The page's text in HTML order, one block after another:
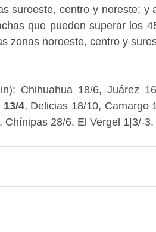
suroeste, centro y noreste; y
que pueden superar los
zonas noroeste, centro y
Chihuahua 18/6, Juárez
13/4, Delicias 18/10, Camargo
28/6, El Vergel 1|3/-3.